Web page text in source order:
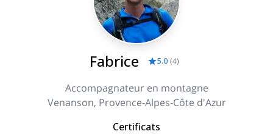
Fabrice 5.0 (4)
Accompagnateur en montagne
Venanson, Provence-Alpes-Côte d'Azur
Certificats